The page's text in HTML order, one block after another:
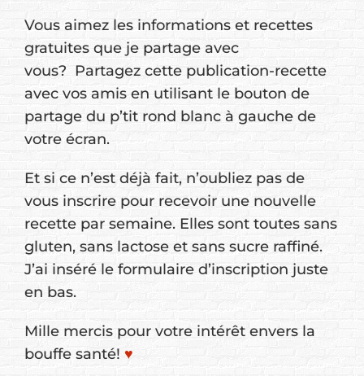
Vous aimez les informations et recettes
gratuites que je partage avec
vous? Partagez cette publication-recette
avec vos amis en utilisant le bouton de
partage du p’tit rond blanc à gauche de
votre écran.
Et si ce n’est déjà fait, n’oubliez pas de
vous inscrire pour recevoir une nouvelle
recette par semaine. Elles sont toutes sans
gluten, sans lactose et sans sucre raffiné.
J’ai inséré le formulaire d’inscription juste
en bas.
Mille mercis pour votre intérêt envers la
bouffe santé! ♥